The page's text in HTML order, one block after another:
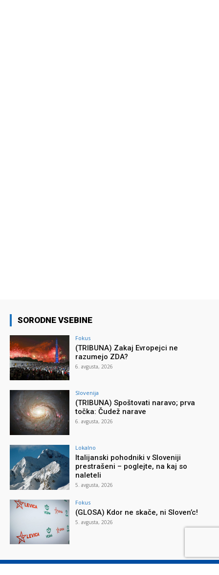
SORODNE VSEBINE
Fokus
(TRIBUNA) Zakaj Evropejci ne
razumejo ZDA?
6. avgusta, 2026
Slovenija
(TRIBUNA) Spoštovati naravo; prva
točka: Čudež narave
6. avgusta, 2026
Lokalno
Italijanski pohodniki v Sloveniji
prestrašeni – poglejte, na kaj so
naleteli
5. avgusta, 2026
Fokus
(GLOSA) Kdor ne skače, ni Sloven’c!
5. avgusta, 2026